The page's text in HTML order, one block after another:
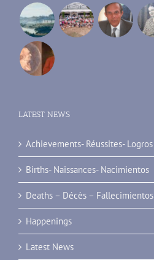
LATEST NEWS
Achievements- Réussites- Logros
Births- Naissances- Nacimientos
Deaths – Décès – Fallecimientos
Happenings
Latest News